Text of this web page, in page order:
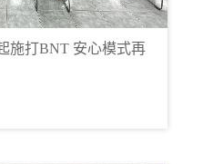
施打BNT 安心模式再